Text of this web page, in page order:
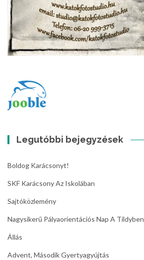
Legutóbbi bejegyzések
Boldog Karácsonyt!
SKF Karácsony Az Iskolában
Sajtóközlemény
Nagysikerű Pályaorientációs Nap A Tildyben
Állás
Advent, Második Gyertyagyújtás